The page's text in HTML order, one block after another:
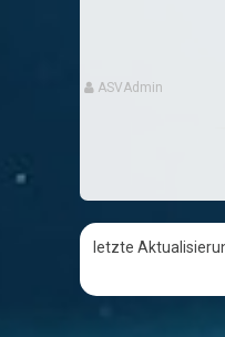
ASVAdmin
letzte